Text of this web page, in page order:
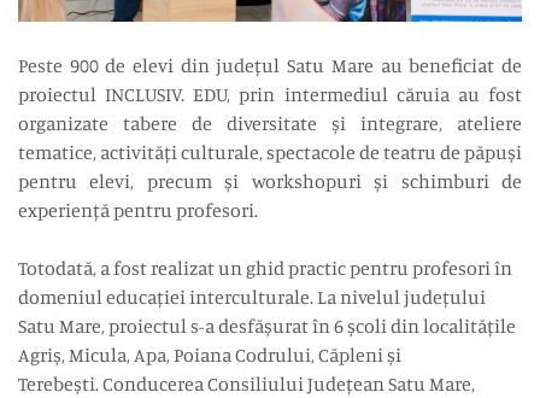
Peste 900 de elevi din județul Satu Mare au beneficiat de
proiectul INCLUSIV. EDU, prin intermediul căruia au fost
organizate tabere de diversitate și integrare, ateliere
tematice, activități culturale, spectacole de teatru de păpuși
pentru elevi, precum și workshopuri și schimburi de
experiență pentru profesori.
Totodată, a fost realizat un ghid practic pentru profesori în
domeniul educației interculturale. La nivelul județului
Satu Mare, proiectul s-a desfășurat în 6 școli din localitățile
Agriș, Micula, Apa, Poiana Codrului, Căpleni și
Terebești. Conducerea Consiliului Județean Satu Mare,